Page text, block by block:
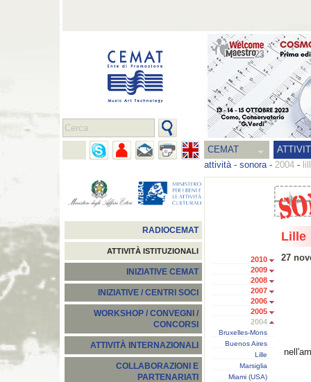
CEMAT
attività- sonora- 2004 -
RADIOCEMAT
ATTIVITÀ ISTITUZIONALI
INIZIATIVE CEMAT
INIZIATIVE / CENTRI SOCI
WORKSHOP / CONVEGNI /
CONCORSI
ATTIVITÀ INTERNAZIONALI
COLLABORAZIONI E
PARTENARIATI
2010
2009
2008
2007
2006
2005
2004
Bruxelles-Mons
Buenos Aires
Lille
Marsiglia
Miami (USA)
Lille
27